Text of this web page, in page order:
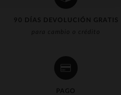
90 DÍAS DEVOLUCIÓN GRATIS
para cambio o crédito
PAGO